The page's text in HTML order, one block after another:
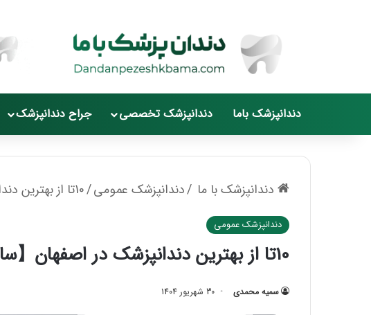
دندانپزشک باما دندانپزشک تخصصی جراح دندانپزشک
دندانپزشک با ما /دندانپزشک عمومی/10تا از بهترین دندانپزشک در اصفهان【سال1405】
دندانپزشک عمومی
10تا از بهترین دندانپزشک در اصفهان【سال1405】
سمیه محمدی 30 شهریور 1404